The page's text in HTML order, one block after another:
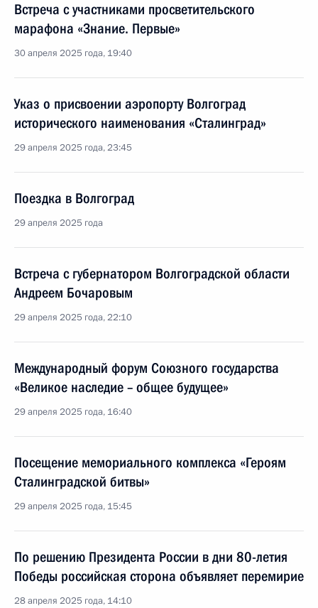
Встреча с участниками просветительского
марафона «Знание. Первые»
30 апреля 2025 года, 19:40
Указ о присвоении аэропорту Волгоград
исторического наименования «Сталинград»
29 апреля 2025 года, 23:45
Поездка в Волгоград
29 апреля 2025 года
Встреча с губернатором Волгоградской области
Андреем Бочаровым
29 апреля 2025 года, 22:10
Международный форум Союзного государства
«Великое наследие – общее будущее»
29 апреля 2025 года, 16:40
Посещение мемориального комплекса «Героям
Сталинградской битвы»
29 апреля 2025 года, 15:45
По решению Президента России в дни 80-летия
Победы российская сторона объявляет перемирие
28 апреля 2025 года, 14:10